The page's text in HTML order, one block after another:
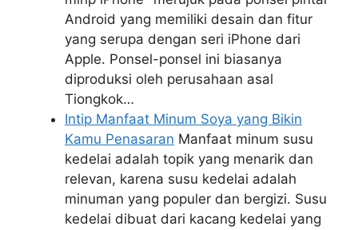
Android yang memiliki desain dan fitur
yang serupa dengan seri iPhone dari
Apple. Ponsel-ponsel ini biasanya
diproduksi oleh perusahaan asal
Tiongkok…
Intip Manfaat Minum Soya yang Bikin
Kamu Penasaran Manfaat minum susu
kedelai adalah topik yang menarik dan
relevan, karena susu kedelai adalah
minuman yang populer dan bergizi. Susu
kedelai dibuat dari kacang kedelai yang